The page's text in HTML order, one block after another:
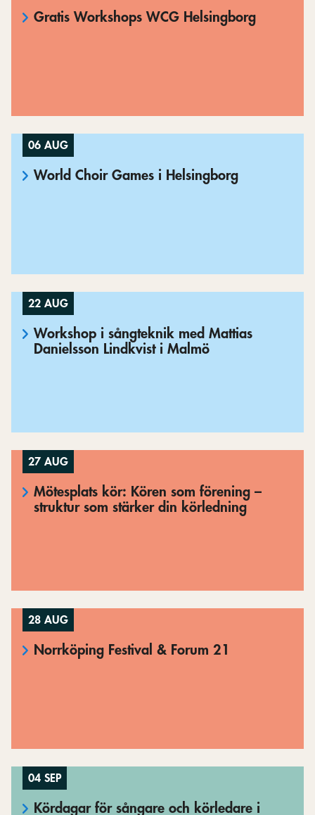
Gratis Workshops WCG Helsingborg
06 AUG
World Choir Games i Helsingborg
22 AUG
Workshop i sångteknik med Mattias
Danielsson Lindkvist i Malmö
27 AUG
Mötesplats kör: Kören som förening –
struktur som stärker din körledning
28 AUG
Norrköping Festival & Forum 21
04 SEP
Kördagar för sångare och körledare i